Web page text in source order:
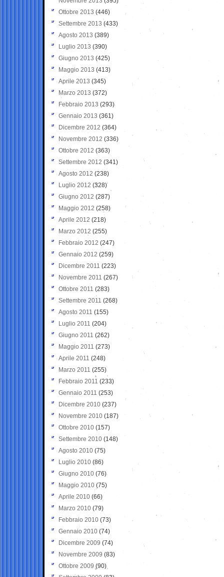
Ottobre 2013 (446)
Settembre 2013 (433)
Agosto 2013 (389)
Luglio 2013 (390)
Giugno 2013 (425)
Maggio 2013 (413)
Aprile 2013 (345)
Marzo 2013 (372)
Febbraio 2013 (293)
Gennaio 2013 (361)
Dicembre 2012 (364)
Novembre 2012 (336)
Ottobre 2012 (363)
Settembre 2012 (341)
Agosto 2012 (238)
Luglio 2012 (328)
Giugno 2012 (287)
Maggio 2012 (258)
Aprile 2012 (218)
Marzo 2012 (255)
Febbraio 2012 (247)
Gennaio 2012 (259)
Dicembre 2011 (223)
Novembre 2011 (267)
Ottobre 2011 (283)
Settembre 2011 (268)
Agosto 2011 (155)
Luglio 2011 (204)
Giugno 2011 (262)
Maggio 2011 (273)
Aprile 2011 (248)
Marzo 2011 (255)
Febbraio 2011 (233)
Gennaio 2011 (253)
Dicembre 2010 (237)
Novembre 2010 (187)
Ottobre 2010 (157)
Settembre 2010 (148)
Agosto 2010 (75)
Luglio 2010 (86)
Giugno 2010 (76)
Maggio 2010 (75)
Aprile 2010 (66)
Marzo 2010 (79)
Febbraio 2010 (73)
Gennaio 2010 (74)
Dicembre 2009 (74)
Novembre 2009 (83)
Ottobre 2009 (90)